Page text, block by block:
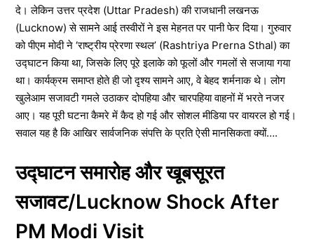
दे। लेकिन उत्तर प्रदेश (Uttar Pradesh) की राजधानी लखनऊ
(Lucknow) से सामने आई तस्वीरों ने इस मेहनत पर पानी फेर दिया। गुरुवार
को पीएम मोदी ने ‘राष्ट्रीय प्रेरणा स्थल’ (Rashtriya Prerna Sthal) का
उद्घाटन किया था, जिसके लिए पूरे इलाके को फूलों और गमलों से सजाया गया
था। कार्यक्रम समाप्त होते ही जो दृश्य सामने आए, वे बेहद शर्मनाक थे। लोग
खुलेआम सजावटी गमले उठाकर दोपहिया और चारपहिया वाहनों में भरते नजर
आए। यह पूरी घटना कैमरे में कैद हो गई और सोशल मीडिया पर वायरल हो गई।
सवाल यह है कि आखिर सार्वजनिक संपत्ति के प्रति ऐसी मानसिकता क्यों….
उद्घाटन समारोह और खूबसूरत
सजावट/Lucknow Shock After
PM Modi Visit